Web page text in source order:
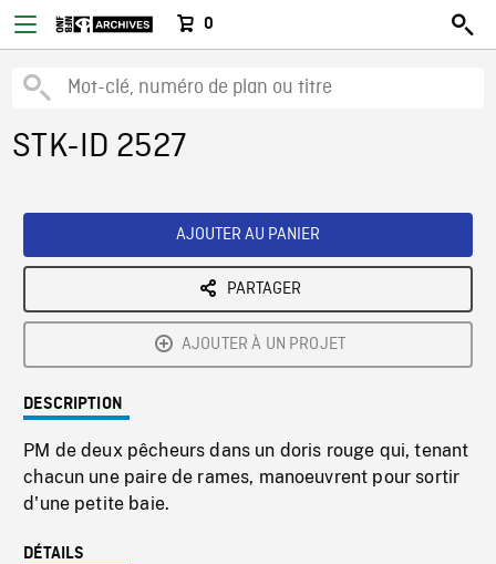
0
STK-ID 2527
AJOUTER AU PANIER
PARTAGER
AJOUTER À UN PROJET
DESCRIPTION
PM de deux pêcheurs dans un doris rouge qui, tenant
chacun une paire de rames, manoeuvrent pour sortir
d'une petite baie.
DÉTAILS